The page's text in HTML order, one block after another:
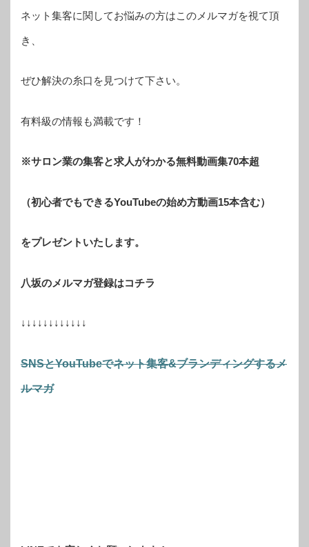
ネット集客に関してお悩みの方はこのメルマガを視て頂
き、
ぜひ解決の糸口を見つけて下さい。
有料級の情報も満載です！
※サロン業の集客と求人がわかる無料動画集70本超
（初心者でもできるYouTubeの始め方動画15本含む）
をプレゼントいたします。
八坂のメルマガ登録はコチラ
↓↓↓↓↓↓↓↓↓↓↓↓
SNSとYouTubeでネット集客&ブランディングするメ
ルマガ